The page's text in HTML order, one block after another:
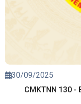
30/09/2025
CMKTNN 130